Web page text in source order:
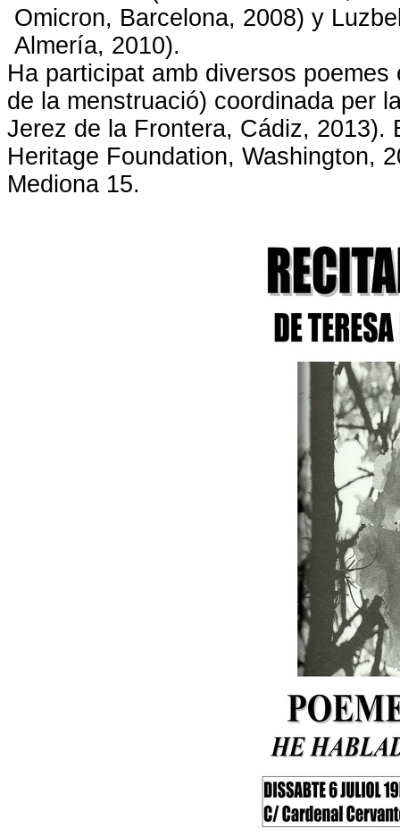
Omicron, Barcelona, 2008) y
Almería, 2010).
Ha participat amb diversos
de la menstruació) coordinada per
Jerez de la Frontera, Cádiz,
Heritage Foundation, Washington,
Mediona 15.